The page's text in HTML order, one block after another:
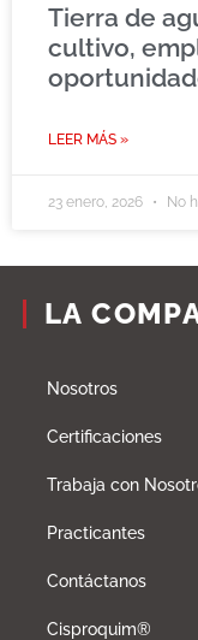
Tierra de
cultivo,
LEER MÁS »
23 enero, 2026 No
LA
Nosotros
Certificaciones
Trabaja con
Practicantes
Contáctanos
Cisproquim®